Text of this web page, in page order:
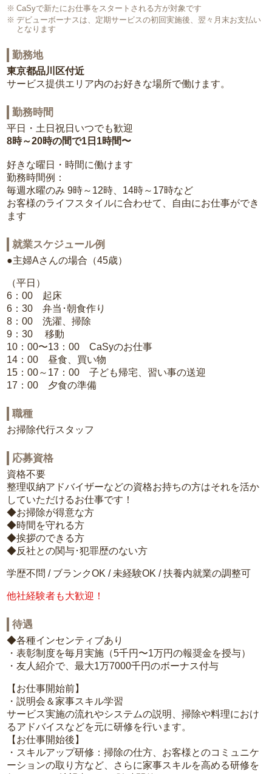
CaSyで新たにお仕事をスタートされる方が対象です
デビューボーナスは、定期サービスの初回実施後、翌々月末お支払い
となります
勤務地
東京都品川区付近
サービス提供エリア内のお好きな場所で働けます。
勤務時間
平日・土日祝日いつでも歓迎
8時～20時の間で1日1時間〜
好きな曜日・時間に働けます
勤務時間例：
毎週水曜のみ 9時～12時、14時～17時など
お客様のライフスタイルに合わせて、自由にお仕事ができ
ます
就業スケジュール例
●主婦Aさんの場合（45歳）
（平日）
6：00 起床
6：30 弁当･朝食作り
8：00 洗濯、掃除
9：30 移動
10：00〜13：00 CaSyのお仕事
14：00 昼食、買い物
15：00～17：00 子ども帰宅、習い事の送迎
17：00 夕食の準備
職種
お掃除代行スタッフ
応募資格
資格不要
整理収納アドバイザーなどの資格お持ちの方はそれを活か
していただけるお仕事です！
◆お掃除が得意な方
◆時間を守れる方
◆挨拶のできる方
◆反社との関与･犯罪歴のない方
学歴不問 / ブランクOK / 未経験OK / 扶養内就業の調整可
他社経験者も大歓迎！
待遇
◆各種インセンティブあり
・表彰制度を毎月実施（5千円〜1万円の報奨金を授与）
・友人紹介で、最大1万7000千円のボーナス付与
【お仕事開始前】
・説明会＆家事スキル学習
サービス実施の流れやシステムの説明、掃除や料理におけ
るアドバイスなどを元に研修を行います。
【お仕事開始後】
・スキルアップ研修：掃除の仕方、お客様とのコミュニケ
ーションの取り方など、さらに家事スキルを高める研修を